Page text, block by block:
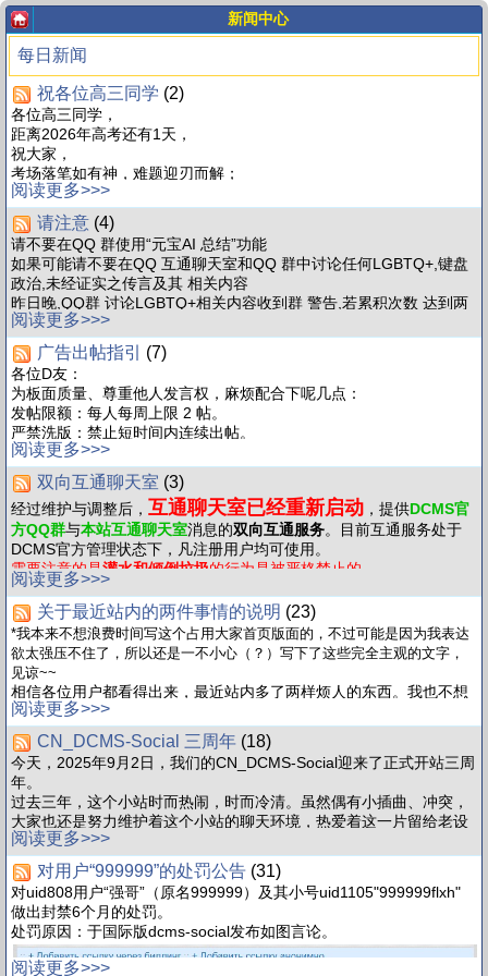
新闻中心
每日新闻
祝各位高三同学 (2)
各位高三同学，
距离2026年高考还有1天，
祝大家，
考场落笔如有神，难题迎刃而解；
发挥稳定超常，成绩如愿以偿。
祝你们旗开得胜，金榜题名！
CN_DCMS-Social
阅读更多>>>
请注意 (4)
请不要在QQ 群使用“元宝AI 总结”功能
如果可能请不要在QQ 互通聊天室和QQ 群中讨论任何LGBTQ+,键盘
政治,未经证实之传言及其 相关内容
昨日晚,QQ群 讨论LGBTQ+相关内容收到群 警告,若累积次数 达到两
次将会强制解散。
望请各位网站用户注意公共言辞
阅读更多>>>
广告出帖指引
(7)
各位D友：
为板面质量、尊重他人发言权，麻烦配合下呢几点：
发帖限额：每人每周上限 2 帖。
严禁洗版：禁止短时间内连续出帖。
禁止复读：严禁机械式重复同一个模板。
违规即删，屡犯封号。
敬请留意。
阅读更多>>>
双向互通聊天室 (3)
经过维护与调整后， 互通聊天室已经重新启动 ，提供DCMS官
方QQ群与本站互通聊天室消息的双向互通服务。目前互通服务处于
DCMS官方管理状态下，凡注册用户均可使用。
需要注意的是灌水和倾倒垃圾的行为是被严格禁止的。
阅读更多>>>
关于最近站内的两件事情的说明 (23)
*我本来不想浪费时间写这个占用大家首页版面的，不过可能是因为我表达
欲太强压不住了，所以还是一不小心（？）写下了这些完全主观的文字，
见谅~~
相信各位用户都看得出来，最近站内多了两样烦人的东西。我也不想
拐弯抹角地了，直接开始我的“主观”评价吧。
首先，键盘政治问题。
我个人思想还算比较开明，并不反对在网络上理性地讨论有建设性的
政治问题。
当然，这种讨论需要前提条件。
讨论时的双方，应该都有良好的素养和品质，有足够的理论知识和现
实经验积累、有独立思考能力和足够的判断力，以及谦逊的态度。
本站的相关讨论呢？呵，那种东西不能称之为“讨论”，只能叫“发泄”。
本站的大部分用户都是未成年人，而“讨论”这些内容的用户普遍都还
是小学、初中生。
也就是说，上述讨论前提，他们一项也达不到。
1.用于和谐交换观点的素养和品质、谦逊的态度：没有，如同火药桶
一般一碰就炸，没有任何思考和耐力，完全不会考虑其发送内容是否
阅读更多>>>
CN_DCMS-Social 三周年 (18)
今天，2025年9月2日，我们的CN_DCMS-Social迎来了正式开站三周
年。
过去三年，这个小站时而热闹，时而冷清。虽然偶有小插曲、冲突，
大家也还是努力维护着这个小站的聊天环境，热爱着这一片留给老设
备的净土。
在此，请允许我代表本站管理团队，向三年来所有在CN_DCMS-
Social驻足过的用户，致以我们最真挚的谢意。
当然，浮于表面的华丽辞藻就不必多说了（笑）
希望各位接下来也能一起，保护好这一片纯粹、包容、和谐的交流环
境，也祝各位能找到目标、实现梦想，即便生活不如意，也能快乐地
过好每一天。
阅读更多>>>
对用户“999999”的处罚公告 (31)
对uid808用户“强哥”（原名999999）及其小号uid1105"999999flxh"
做出封禁6个月的处罚。
处罚原因：于国际版dcms-social发布如图言论。
阅读更多>>>